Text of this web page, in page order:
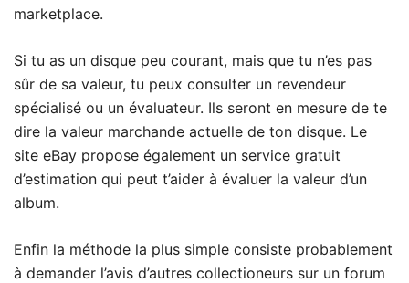
marketplace.
Si tu as un disque peu courant, mais que tu n’es pas
sûr de sa valeur, tu peux consulter un revendeur
spécialisé ou un évaluateur. Ils seront en mesure de te
dire la valeur marchande actuelle de ton disque. Le
site eBay propose également un service gratuit
d’estimation qui peut t’aider à évaluer la valeur d’un
album.
Enfin la méthode la plus simple consiste probablement
à demander l’avis d’autres collectioneurs sur un forum